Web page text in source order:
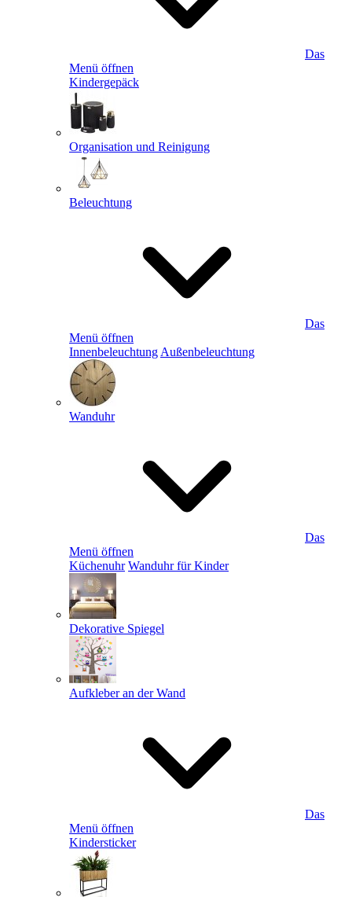
Das
Menü öffnen
Kindergepäck
Organisation und Reinigung
Beleuchtung
Das
Menü öffnen
Innenbeleuchtung Außenbeleuchtung
Wanduhr
Das
Menü öffnen
Küchenuhr Wanduhr für Kinder
Dekorative Spiegel
Aufkleber an der Wand
Das
Menü öffnen
Kindersticker